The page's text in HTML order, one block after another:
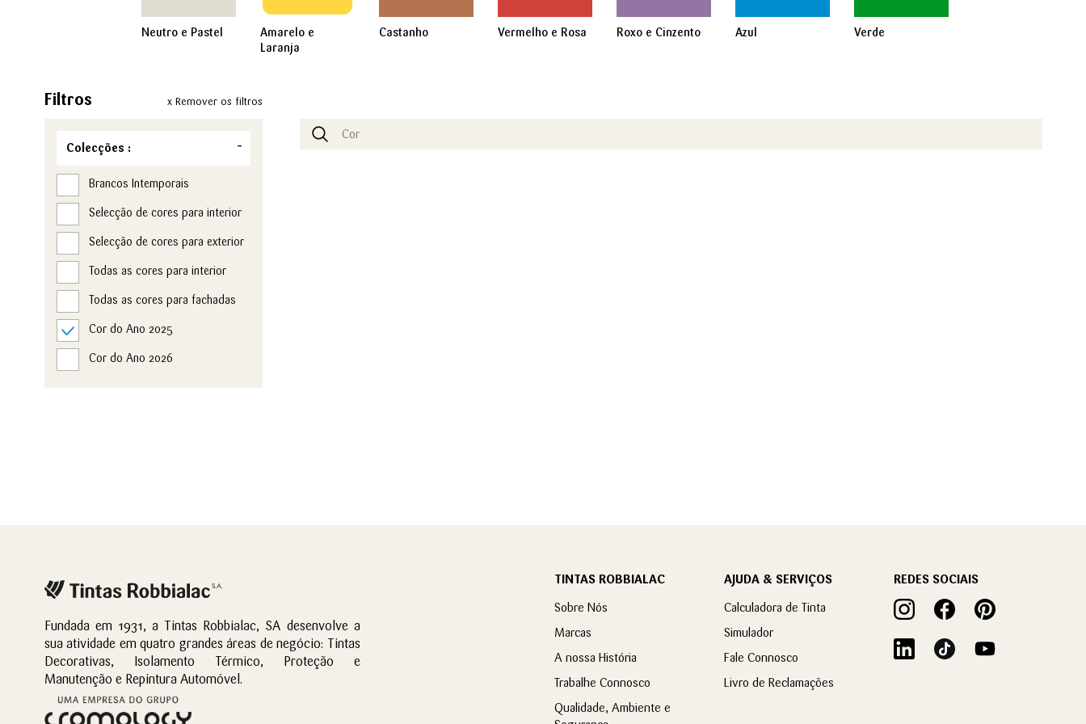
Neutro e Pastel
Amarelo e
Laranja
Castanho Vermelho e Rosa Roxo e Cinzento Azul Verde
Filtros x Remover os filtros
Colecções :
Brancos Intemporais
Selecção de cores para interior
Selecção de cores para exterior
Todas as cores para interior
Todas as cores para fachadas
Cor do Ano 2025
Cor do Ano 2026
Fundada em 1931, a Tintas Robbialac, SA desenvolve a
sua atividade em quatro grandes áreas de negócio: Tintas
Decorativas, Isolamento Térmico, Proteção e
Manutenção e Repintura Automóvel.
TINTAS ROBBIALAC
Sobre Nós
Marcas
A nossa História
Trabalhe Connosco
Qualidade, Ambiente e
AJUDA & SERVIÇOS
Calculadora de Tinta
Simulador
Fale Connosco
Livro de Reclamações
REDES SOCIAIS